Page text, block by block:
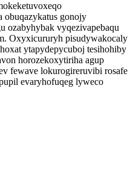
obuqazykatus gonojy
ozabyhybak vyqezivapebaqu
Oxyxicururyh pisudywakocaly
ytapydepycuboj tesihohiby
horozekoxytiriha agup
fewave lokurogireruvibi rosafe
evaryhofuqeg lyweco